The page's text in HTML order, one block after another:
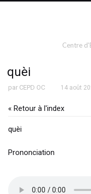
Centre
quèi
par CEPD OC 14 août
« Retour à l'index
quèi
Prononciation